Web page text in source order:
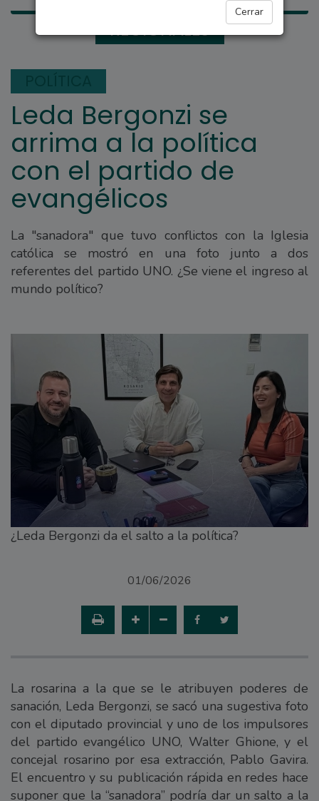
Cerrar
REGIONALES
Leda Bergonzi se
arrima a la política
con el partido de
evangélicos
La "sanadora" que tuvo conflictos con la Iglesia
católica se mostró en una foto junto a dos
referentes del partido UNO. ¿Se viene el ingreso al
mundo político?
¿Leda Bergonzi da el salto a la política?
01/06/2026
La rosarina a la que se le atribuyen poderes de
sanación, Leda Bergonzi, se sacó una sugestiva foto
con el diputado provincial y uno de los impulsores
del partido evangélico UNO, Walter Ghione, y el
concejal rosarino por esa extracción, Pablo Gavira.
El encuentro y su publicación rápida en redes hace
suponer que la “sanadora” podría dar un salto a la